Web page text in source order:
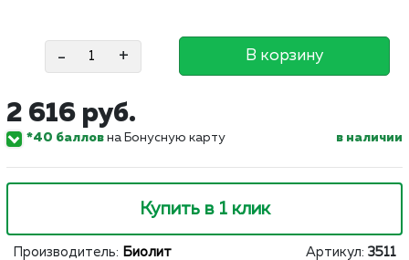
- + В корзину
2 616 руб.
*40 баллов на Бонусную карту в наличии
Купить в 1 клик
Производитель: Биолит Артикул: 3511